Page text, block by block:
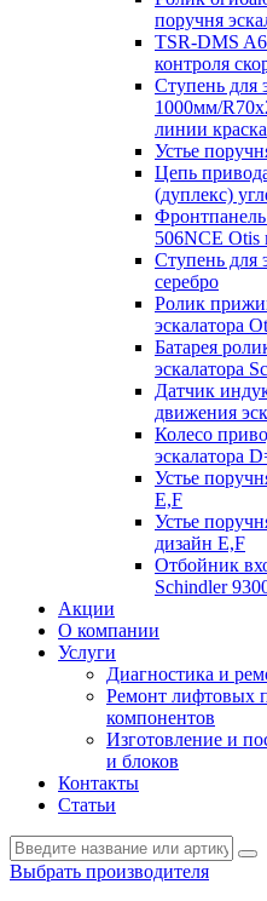
поручня
TSR-DMS
контроля
Ступень для
1000мм/
линии краска
Устье
Цепь
(дуплекс)
Фронтпанель
506NCE
Ступень для
серебро
Ролик
эскалатора
Батарея
эскалатора
Датчик
движения
Колесо
эскалатора
Устье
E,F
Устье
дизайн E,F
Отбойник
Schindler
Акции
О компании
Услуги
Диагностика и
Ремонт лифтовых
компонентов
Изготовление и
и блоков
Контакты
Статьи
Выбрать производителя